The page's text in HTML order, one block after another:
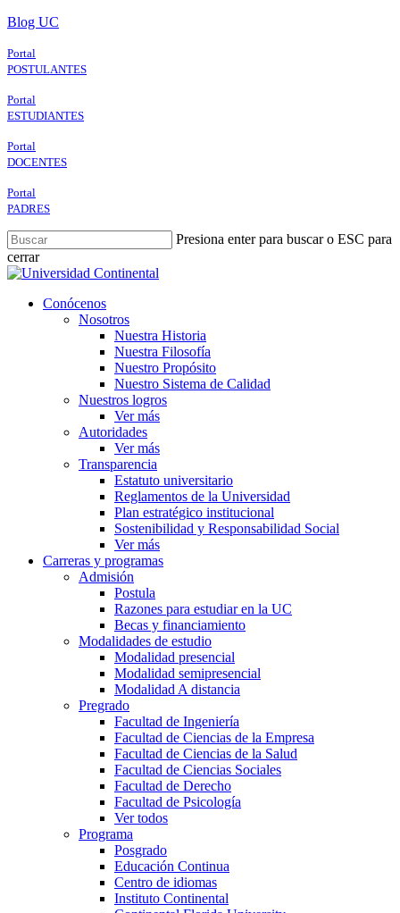
Skip
main
content
Blog UC
Portal
POSTULANTES
Portal
ESTUDIANTES
Portal
DOCENTES
Portal
PADRES
Presiona enter para buscar o ESC para
cerrar
Close
search
Menu
Conócenos
Nosotros
Nuestra Historia
Nuestra Filosofía
Nuestro Propósito
Nuestro Sistema de Calidad
Nuestros logros
Ver más
Autoridades
Ver más
Transparencia
Estatuto universitario
Reglamentos de la Universidad
Plan estratégico institucional
Sostenibilidad y Responsabilidad Social
Ver más
Carreras y programas
Admisión
Postula
Razones para estudiar en la UC
Becas y financiamiento
Modalidades de estudio
Modalidad presencial
Modalidad semipresencial
Modalidad A distancia
Pregrado
Facultad de Ingeniería
Facultad de Ciencias de la Empresa
Facultad de Ciencias de la Salud
Facultad de Ciencias Sociales
Facultad de Derecho
Facultad de Psicología
Ver todos
Programa
Posgrado
Educación Continua
Centro de idiomas
Instituto Continental